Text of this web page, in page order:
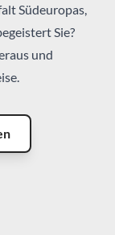
Südeuropas,
Sie?
und